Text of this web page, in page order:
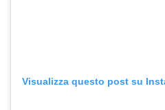
Visualizza questo post su